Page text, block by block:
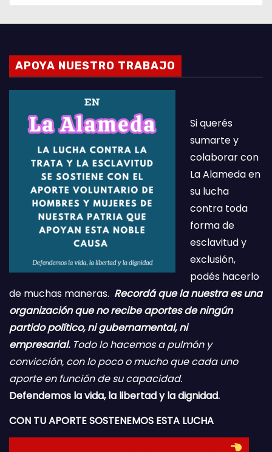
APOYA NUESTRO TRABAJO
Si querés
sumarte y
colaborar con
La Alameda en
su lucha
contra toda
forma de
esclavitud y
exclusión,
podés hacerlo
de muchas maneras. Recordá que la nuestra es una
organización que no recibe aportes de ningún
partido político, ni gubernamental, ni
empresarial.Todo lo hacemos a pulmón y
convicción, con lo poco o mucho que cada uno
aporte en función de su capacidad.
Defendemos la vida, la libertad y la dignidad.
CON TU APORTE SOSTENEMOS ESTA LUCHA